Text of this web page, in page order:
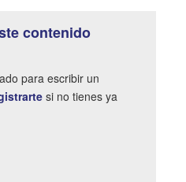
contenido
para escribir un
si no tienes ya